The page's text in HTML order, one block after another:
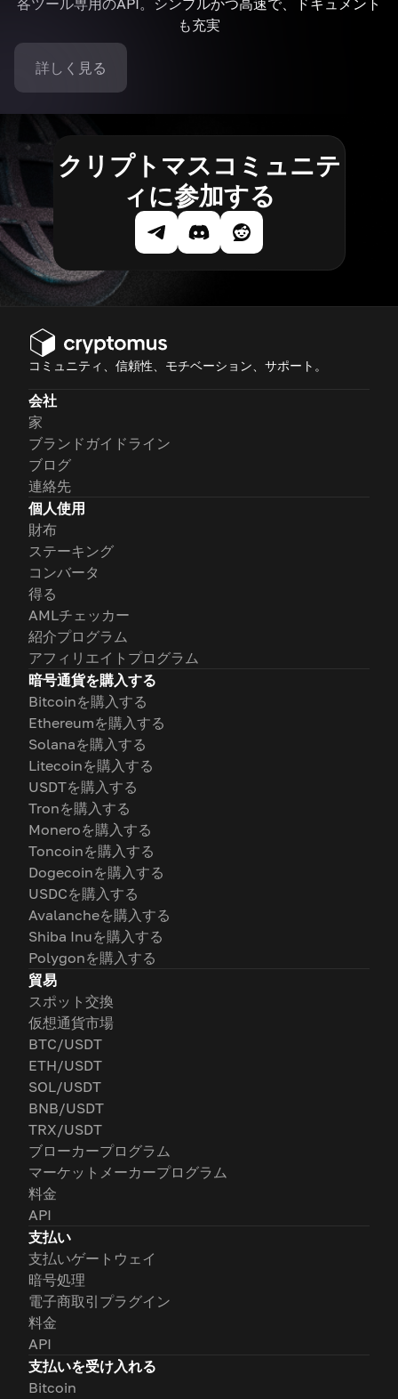
各ツール専用のAPI。シンプルかつ高速で、ドキュメント
も充実
詳しく見る
クリプトマスコミュニテ
ィに参加する
コミュニティ、信頼性、モチベーション、サポート。
会社
家
ブランドガイドライン
ブログ
連絡先
個人使用
財布
ステーキング
コンバータ
得る
AMLチェッカー
紹介プログラム
アフィリエイトプログラム
暗号通貨を購入する
Bitcoinを購入する
Ethereumを購入する
Solanaを購入する
Litecoinを購入する
USDTを購入する
Tronを購入する
Moneroを購入する
Toncoinを購入する
Dogecoinを購入する
USDCを購入する
Avalancheを購入する
Shiba Inuを購入する
Polygonを購入する
貿易
スポット交換
仮想通貨市場
BTC/USDT
ETH/USDT
SOL/USDT
BNB/USDT
TRX/USDT
ブローカープログラム
マーケットメーカープログラム
料金
API
支払い
支払いゲートウェイ
暗号処理
電子商取引プラグイン
料金
API
支払いを受け入れる
Bitcoin